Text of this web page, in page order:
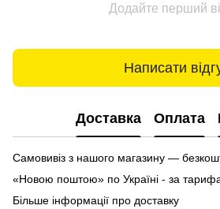
Додайте перший
Написати
Доставка Оплата
Самовивіз з нашого магазину —
«Новою поштою» по Україні - за
Більше інформації про доставку